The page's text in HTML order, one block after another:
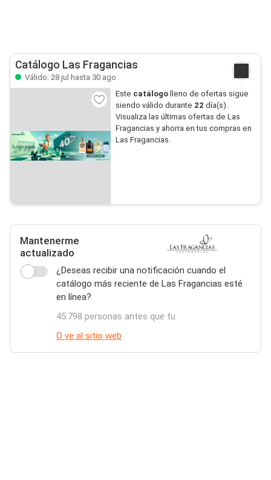
Catálogo Las Fragancias
Válido: 28 jul hasta 30 ago
Este catálogo lleno de ofertas sigue
siendo válido durante 22 día(s).
Visualiza las últimas ofertas de Las
Fragancias y ahorra en tus compras en
Las Fragancias.
Mantenerme
actualizado
¿Deseas recibir una notificación cuando el
catálogo más reciente de Las Fragancias esté
en línea?
45.798 personas antes que tu
O ve al sitio web